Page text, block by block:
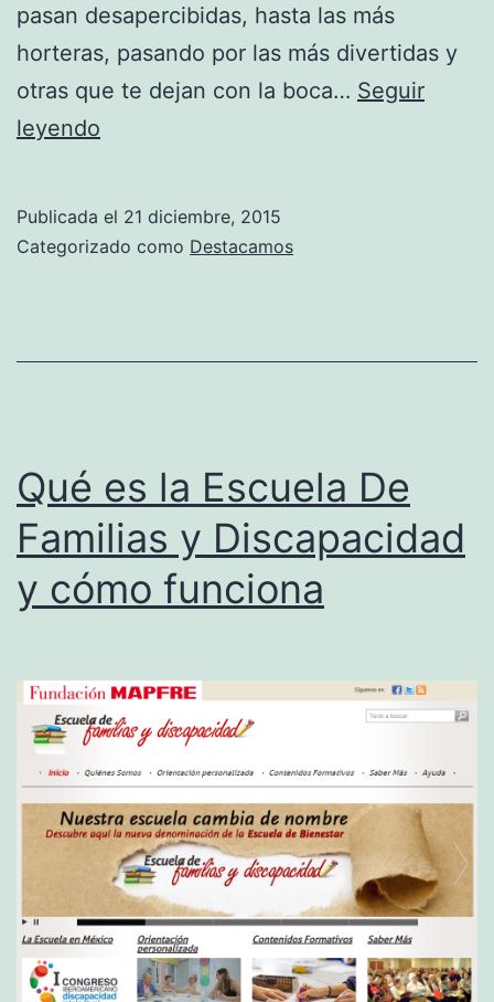
pasan desapercibidas, hasta las más
horteras, pasando por las más divertidas y
otras que te dejan con la boca… Seguir
leyendo
Publicada el 21 diciembre, 2015
Categorizado como Destacamos
Qué es la Escuela De
Familias y Discapacidad
y cómo funciona